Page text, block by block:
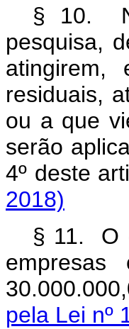
§ 10.
pesquisa,
atingirem,
residuais,
ou a que
serão
4º
2018)
§ 11. O
pela Lei nº